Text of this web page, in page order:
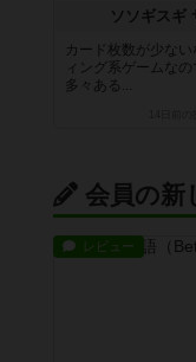
ソソギスギ
カード枚数が少な
ィング系ゲームな
多々ある...
会員の新
レビュー